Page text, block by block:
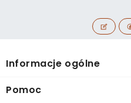
Informacje ogólne
Pomoc